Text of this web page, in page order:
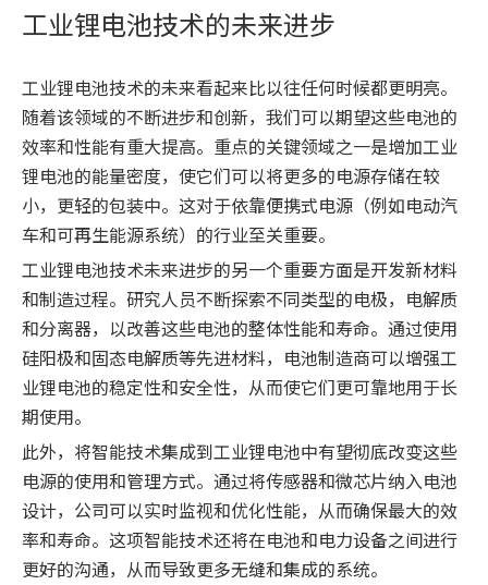
工业锂电池技术的未来进步
工业锂电池技术的未来看起来比以往任何时候都更明亮。
随着该领域的不断进步和创新，我们可以期望这些电池的
效率和性能有重大提高。重点的关键领域之一是增加工业
锂电池的能量密度，使它们可以将更多的电源存储在较
小，更轻的包装中。这对于依靠便携式电源（例如电动汽
车和可再生能源系统）的行业至关重要。
工业锂电池技术未来进步的另一个重要方面是开发新材料
和制造过程。研究人员不断探索不同类型的电极，电解质
和分离器，以改善这些电池的整体性能和寿命。通过使用
硅阳极和固态电解质等先进材料，电池制造商可以增强工
业锂电池的稳定性和安全性，从而使它们更可靠地用于长
期使用。
此外，将智能技术集成到工业锂电池中有望彻底改变这些
电源的使用和管理方式。通过将传感器和微芯片纳入电池
设计，公司可以实时监视和优化性能，从而确保最大的效
率和寿命。这项智能技术还将在电池和电力设备之间进行
更好的沟通，从而导致更多无缝和集成的系统。